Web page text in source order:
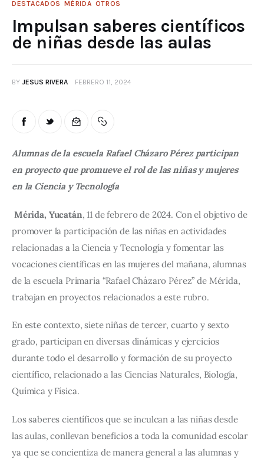
DESTACADOS MÉRIDA OTROS
Impulsan saberes científicos
de niñas desde las aulas
BY JESUS RIVERA FEBRERO 11, 2024
Alumnas de la escuela Rafael Cházaro Pérez participan
en proyecto que promueve el rol de las niñas y mujeres
en la Ciencia y Tecnología
Mérida, Yucatán, 11 de febrero de 2024. Con el objetivo de
promover la participación de las niñas en actividades
relacionadas a la Ciencia y Tecnología y fomentar las
vocaciones científicas en las mujeres del mañana, alumnas
de la escuela Primaria “Rafael Cházaro Pérez” de Mérida,
trabajan en proyectos relacionados a este rubro.
En este contexto, siete niñas de tercer, cuarto y sexto
grado, participan en diversas dinámicas y ejercicios
durante todo el desarrollo y formación de su proyecto
científico, relacionado a las Ciencias Naturales, Biología,
Química y Física.
Los saberes científicos que se inculcan a las niñas desde
las aulas, conllevan beneficios a toda la comunidad escolar
ya que se concientiza de manera general a las alumnas y